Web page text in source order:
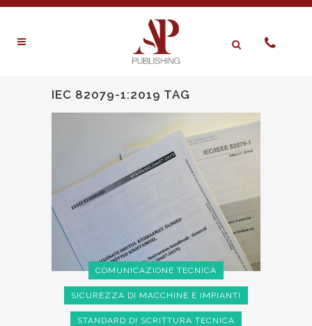
IEC 82079-1:2019 TAG
COMUNICAZIONE TECNICA
SICUREZZA DI MACCHINE E IMPIANTI
STANDARD DI SCRITTURA TECNICA